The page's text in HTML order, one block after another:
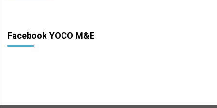
Facebook YOCO M&E